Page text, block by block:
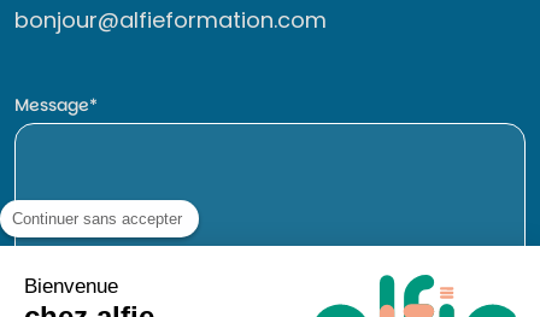
bonjour@alfieformation.com
Message
Continuer sans accepter
Bienvenue